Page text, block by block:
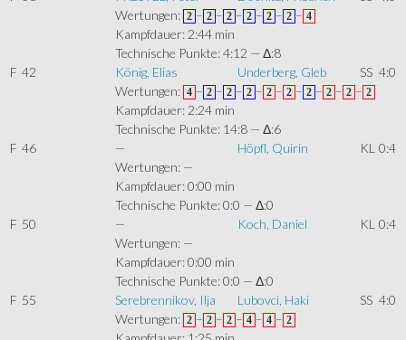
Wertungen: 2 – 2 – 2 – 2 – 2 – 2 – 4
Kampfdauer: 2:44 min
Technische Punkte: 4:12 — Δ:8
F 42 König, Elias Underberg, Gleb SS 4:0
Wertungen: 4 – 2 – 2 – 2 – 2 – 2 – 2 – 2 – 2 – 2
Kampfdauer: 2:24 min
Technische Punkte: 14:8 — Δ:6
F 46 — Höpfl, Quirin KL 0:4
Wertungen: —
Kampfdauer: 0:00 min
Technische Punkte: 0:0 — Δ:0
F 50 — Koch, Daniel KL 0:4
Wertungen: —
Kampfdauer: 0:00 min
Technische Punkte: 0:0 — Δ:0
F 55 Serebrennikov, Ilja Lubovci, Haki SS 4:0
Wertungen: 2 – 2 – 2 – 4 – 4 – 2